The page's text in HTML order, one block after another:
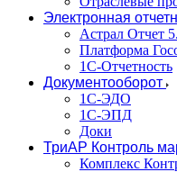
Электронная
Астрал Отчет
Платформа
1С-Отчетность
Документооборот
1С-ЭДО
1С-ЭПД
Доки
ТриАР Контроль
Комплекс